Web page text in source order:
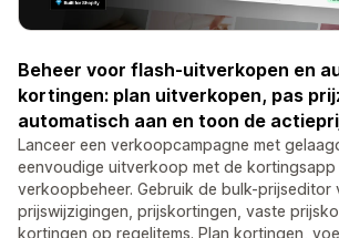
Beheer voor flash-uitverkopen en
kortingen: plan uitverkopen, pas
automatisch aan en toon de
Lanceer een verkoopcampagne met
eenvoudige uitverkoop met de
verkoopbeheer. Gebruik de bulk-prijseditor
prijswijzigingen, prijskortingen, vaste
kortingen op regelitems. Plan kortingen,